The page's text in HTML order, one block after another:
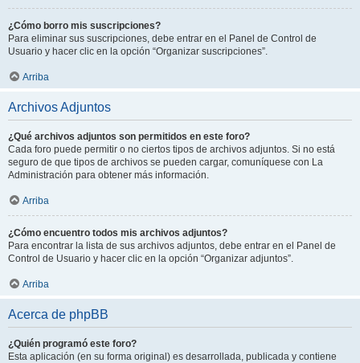
¿Cómo borro mis suscripciones?
Para eliminar sus suscripciones, debe entrar en el Panel de Control de
Usuario y hacer clic en la opción “Organizar suscripciones”.
Arriba
Archivos Adjuntos
¿Qué archivos adjuntos son permitidos en este foro?
Cada foro puede permitir o no ciertos tipos de archivos adjuntos. Si no está
seguro de que tipos de archivos se pueden cargar, comuníquese con La
Administración para obtener más información.
Arriba
¿Cómo encuentro todos mis archivos adjuntos?
Para encontrar la lista de sus archivos adjuntos, debe entrar en el Panel de
Control de Usuario y hacer clic en la opción “Organizar adjuntos”.
Arriba
Acerca de phpBB
¿Quién programó este foro?
Esta aplicación (en su forma original) es desarrollada, publicada y contiene